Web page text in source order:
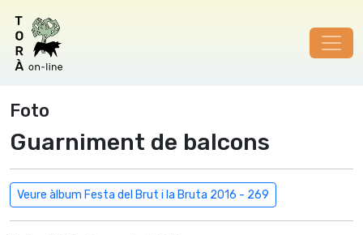
Foto
Guarniment de balcons
Veure àlbum Festa del Brut i la Bruta 2016 - 269